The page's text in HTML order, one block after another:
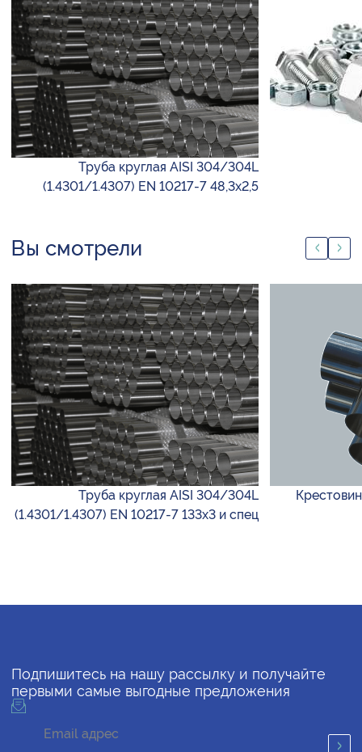
Труба круглая AISI 304/304L
(1.4301/1.4307) EN 10217-7 48,3х2,5
Вы смотрели
Труба круглая AISI 304/304L
(1.4301/1.4307) EN 10217-7 133х3 и спец
Подпишитесь на нашу рассылку и получайте
первыми самые выгодные предложения